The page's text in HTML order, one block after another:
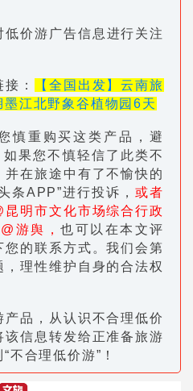
低价游广告信息进行关注
：
【全国出发】云南旅
江北野象谷植物园6天
慎重购买这类产品，避
如果您不慎轻信了此类不
在旅途中有了不愉快的
条APP”进行投诉，或者
明市文化市场综合行政
游舆，也可以在本文评
的联系方式。我们会第
理性维护自身的合法权
品，从认识不合理低价
信息转发给正准备旅游
不合理低价游”！